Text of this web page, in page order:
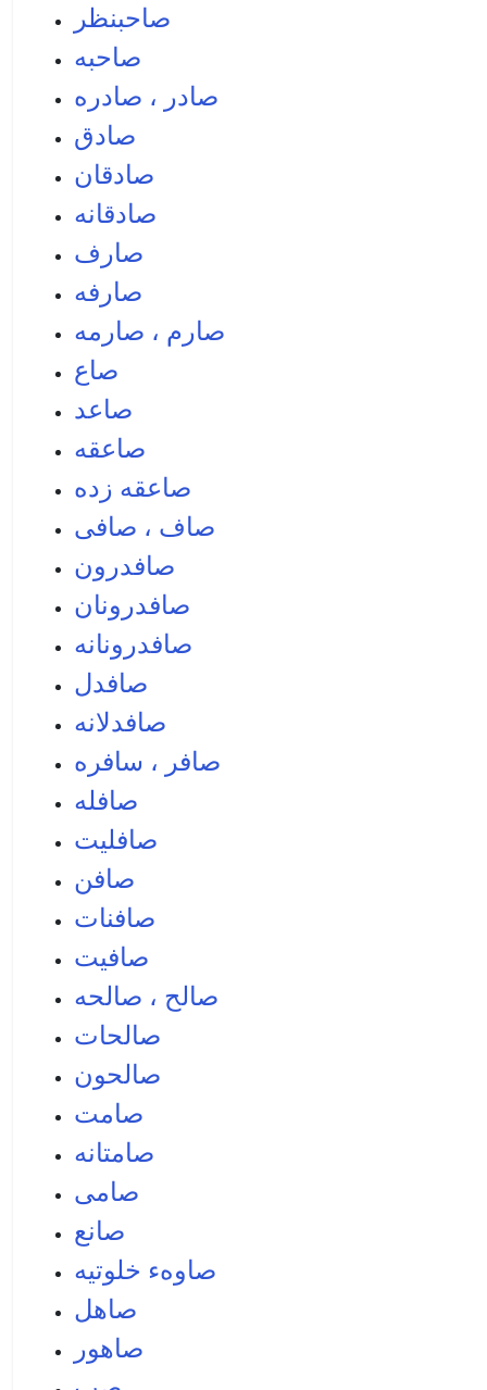
صاحبنظر
صاحبه
صادر ، صادره
صادق
صادقان
صادقانه
صارف
صارفه
صارم ، صارمه
صاع
صاعد
صاعقه
صاعقه زده
صاف ، صافی
صافدرون
صافدرونان
صافدرونانه
صافدل
صافدلانه
صافر ، سافره
صافله
صافليت
صافن
صافنات
صافيت
صالح ، صالحه
صالحات
صالحون
صامت
صامتانه
صامی
صانع
صاوهء خلوتيه
صاهل
صاهور